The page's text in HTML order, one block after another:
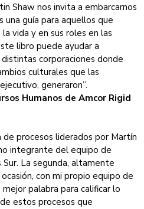
Shaw nos invita a embarcarnos
una guía para aquellos que
vida y en sus roles en las
libro puede ayudar a
corporaciones donde
culturales que las
generaron”.
Humanos de Amcor Rigid
procesos liderados por Martín
integrante del equipo de
La segunda, altamente
con mi propio equipo de
palabra para calificar lo
estos procesos que